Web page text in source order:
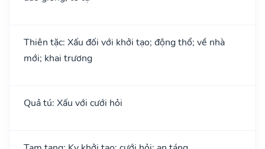
Thiên tặc: Xấu đối với khởi tạo; động thổ; về nhà
mới; khai trương
Quả tú: Xấu với cưới hỏi